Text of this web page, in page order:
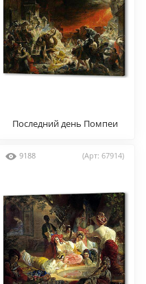
Последний день Помпеи
9188 (Арт: 67914)